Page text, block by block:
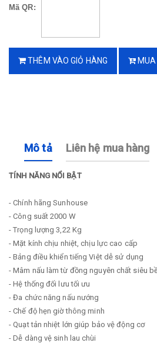
Mã QR:
THÊM VÀO GIỎ HÀNG
Mô tả Liên hệ mua hàng
TÍNH NĂNG NỔI BẬT
- Chính hãng Sunhouse
- Công suất 2000 W
- Trọng lượng 3,22 Kg
- Mặt kính chịu nhiệt, chịu lực cao cấp
- Bảng điều khiển tiếng Việt dễ sử dụng
- Mâm nấu làm từ đồng nguyên chất siêu
- Hệ thống đối lưu tối ưu
- Đa chức năng nấu nướng
- Chế độ hẹn giờ thông minh
- Quạt tản nhiệt lớn giúp bảo vệ động cơ
- Dễ dàng vệ sinh lau chùi